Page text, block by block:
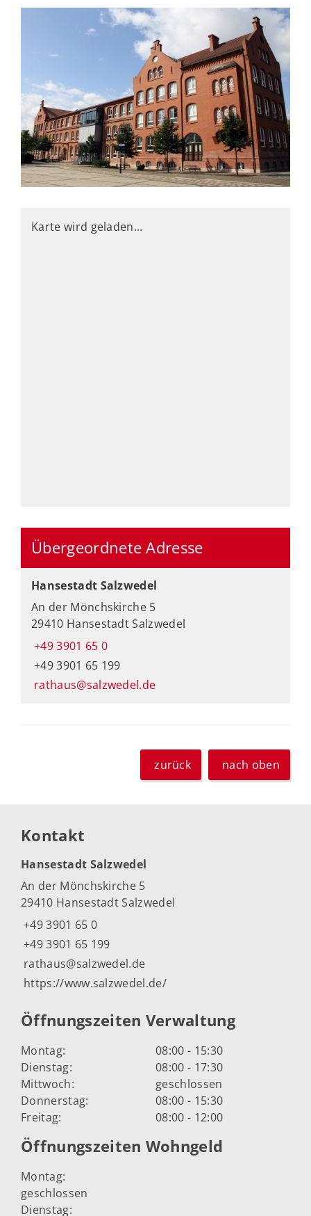
Karte wird geladen...
Übergeordnete Adresse
Hansestadt Salzwedel
An der Mönchskirche 5
29410 Hansestadt Salzwedel
+49 3901 65 0
+49 3901 65 199
rathaus@salzwedel.de
zurück nach oben
Kontakt
Hansestadt Salzwedel
An der Mönchskirche 5
29410 Hansestadt Salzwedel
+49 3901 65 0
+49 3901 65 199
rathaus@salzwedel.de
https://www.salzwedel.de/
Öffnungszeiten Verwaltung
Montag:
08:00 - 15:30
Dienstag:
08:00 - 17:30
Mittwoch:
geschlossen
Donnerstag:
08:00 - 15:30
Freitag:
08:00 - 12:00
Öffnungszeiten Wohngeld
Montag:
geschlossen
Dienstag: